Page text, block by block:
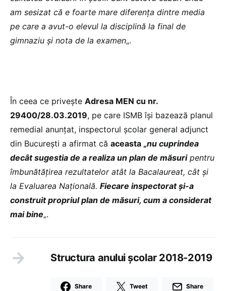
am sesizat că e foarte mare diferența dintre media
pe care a avut-o elevul la disciplină la final de
gimnaziu și nota de la examen„.
În ceea ce privește Adresa MEN cu nr.
29400/28.03.2019, pe care ISMB își bazează planul
remedial anunțat, inspectorul școlar general adjunct
din București a afirmat că aceasta „nu cuprindea
decât sugestia de a realiza un plan de măsuripentru
îmbunătățirea rezultatelor atât la Bacalaureat, cât și
la Evaluarea Națională. Fiecare inspectorat și-a
construit propriul plan de măsuri, cum a considerat
mai bine„.
Structura anului școlar 2018-2019
Share Tweet Share